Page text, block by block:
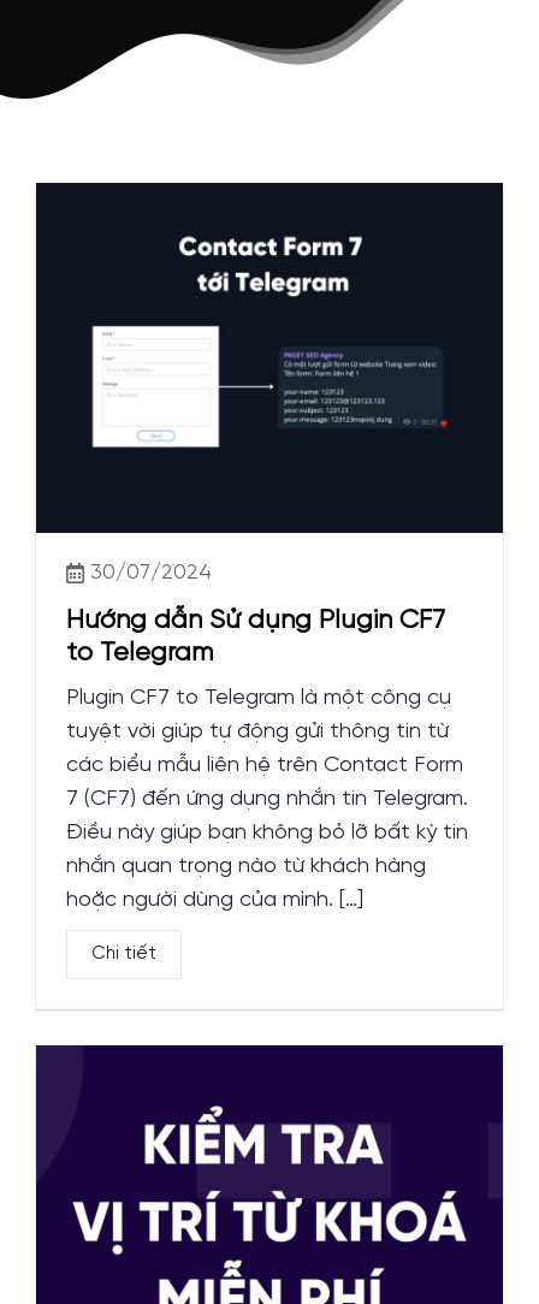
30/07/2024
Hướng dẫn Sử dụng Plugin CF7
to Telegram
Plugin CF7 to Telegram là một công cụ
tuyệt vời giúp tự động gửi thông tin từ
các biểu mẫu liên hệ trên Contact Form
7 (CF7) đến ứng dụng nhắn tin Telegram.
Điều này giúp bạn không bỏ lỡ bất kỳ tin
nhắn quan trọng nào từ khách hàng
hoặc người dùng của mình. […]
Chi tiết